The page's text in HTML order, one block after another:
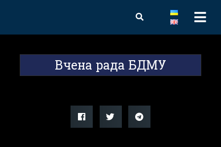
Вчена рада БДМУ